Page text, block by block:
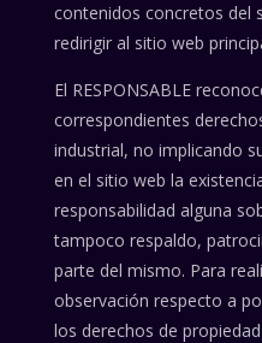
contenidos concretos del
redirigir al sitio web
El RESPONSABLE
correspondientes
industrial, no implicando
en el sitio web la
responsabilidad alguna
tampoco respaldo,
parte del mismo. Para
observación respecto a
los derechos de